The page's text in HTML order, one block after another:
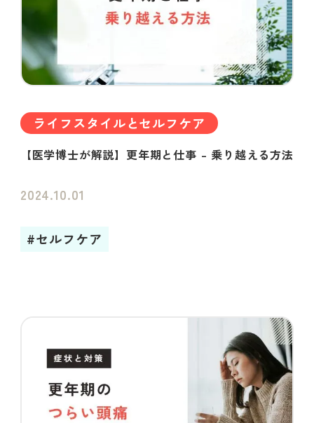
ライフスタイルとセルフケア
【医学博士が解説】更年期と仕事 – 乗り越える方法
2024.10.01
#セルフケア